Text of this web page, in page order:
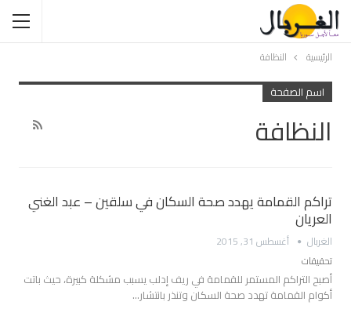
الرئيسية النظافة
اسم الصفحة
النظافة
تراكم القمامة يهدد صحة السكان في سلقين – عبد الغني
العريان
الغربال
أغسطس 31, 2015
تحقيقات
أصبح التراكم المستمر للقمامة في ريف إدلب يسبب مشكلة كبيرة، حيث باتت
أكوام القمامة تهدد صحة السكان وتنذر بانتشار…